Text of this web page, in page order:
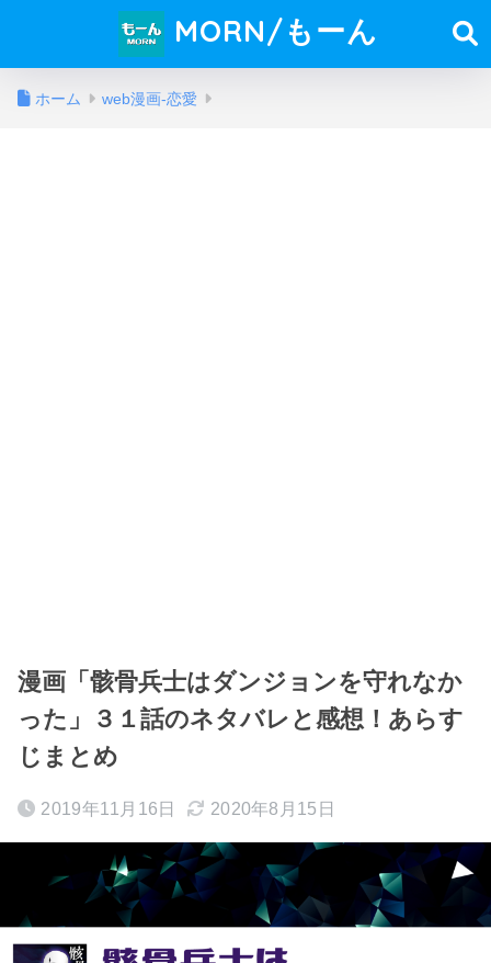
MORN/もーん
ホーム web漫画-恋愛
漫画「骸骨兵士はダンジョンを守れなか
った」３１話のネタバレと感想！あらす
じまとめ
2019年11月16日 2020年8月15日